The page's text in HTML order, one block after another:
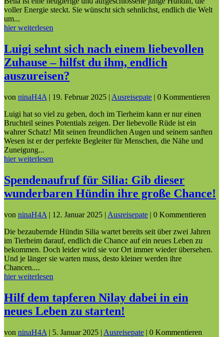
voller Energie steckt. Sie wünscht sich sehnlichst, endlich die Welt
um...
hier weiterlesen
Luigi sehnt sich nach einem liebevollen
Zuhause – hilfst du ihm, endlich
auszureisen?
von ninaH4A | 19. Februar 2025 | Ausreisepate | 0 Kommentieren
Luigi hat so viel zu geben, doch im Tierheim kann er nur einen
Bruchteil seines Potentials zeigen. Der liebevolle Rüde ist ein
wahrer Schatz! Mit seinen freundlichen Augen und seinem sanften
Wesen ist er der perfekte Begleiter für Menschen, die Nähe und
Zuneigung...
hier weiterlesen
Spendenaufruf für Silia: Gib dieser
wunderbaren Hündin ihre große Chance!
von ninaH4A | 12. Januar 2025 | Ausreisepate | 0 Kommentieren
Die bezaubernde Hündin Silia wartet bereits seit über zwei Jahren
im Tierheim darauf, endlich die Chance auf ein neues Leben zu
bekommen. Doch leider wird sie vor Ort immer wieder übersehen.
Und je länger sie warten muss, desto kleiner werden ihre
Chancen....
hier weiterlesen
Hilf dem tapferen Nilay dabei in ein
neues Leben zu starten!
von ninaH4A | 5. Januar 2025 | Ausreisepate | 0 Kommentieren